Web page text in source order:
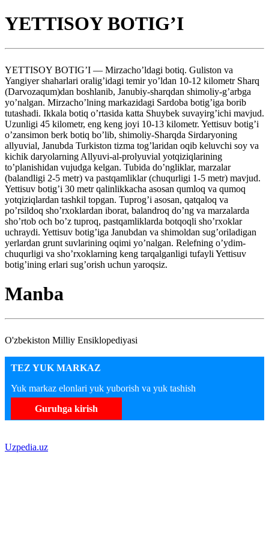
YETTISOY BOTIG’I
YETTISOY BOTIG’I — Mirzacho’ldagi botiq. Guliston va
Yangiyer shaharlari oralig’idagi temir yo’ldan 10-12 kilometr Sharq
(Darvozaqum)dan boshlanib, Janubiy-sharqdan shimoliy-g’arbga
yo’nalgan. Mirzacho’lning markazidagi Sardoba botig’iga borib
tutashadi. Ikkala botiq o’rtasida katta Shuybek suvayirg’ichi mavjud.
Uzunligi 45 kilometr, eng keng joyi 10-13 kilometr. Yettisuv botig’i
o’zansimon berk botiq bo’lib, shimoliy-Sharqda Sirdaryoning
allyuvial, Janubda Turkiston tizma tog’laridan oqib keluvchi soy va
kichik daryolarning Allyuvi-al-prolyuvial yotqiziqlarining
to’planishidan vujudga kelgan. Tubida do’ngliklar, marzalar
(balandligi 2-5 metr) va pastqamliklar (chuqurligi 1-5 metr) mavjud.
Yettisuv botig’i 30 metr qalinlikkacha asosan qumloq va qumoq
yotqiziqlardan tashkil topgan. Tuprog’i asosan, qatqaloq va
po’rsildoq sho’rxoklardan iborat, balandroq do’ng va marzalarda
sho’rtob och bo’z tuproq, pastqamliklarda botqoqli sho’rxoklar
uchraydi. Yettisuv botig’iga Janubdan va shimoldan sug’oriladigan
yerlardan grunt suvlarining oqimi yo’nalgan. Relefning o’ydim-
chuqurligi va sho’rxoklarning keng tarqalganligi tufayli Yettisuv
botig’ining erlari sug’orish uchun yaroqsiz.
Manba
O'zbekiston Milliy Ensiklopediyasi
TEZ YUK MARKAZ
Yuk markaz elonlari yuk yuborish va yuk tashish
Guruhga kirish
Uzpedia.uz